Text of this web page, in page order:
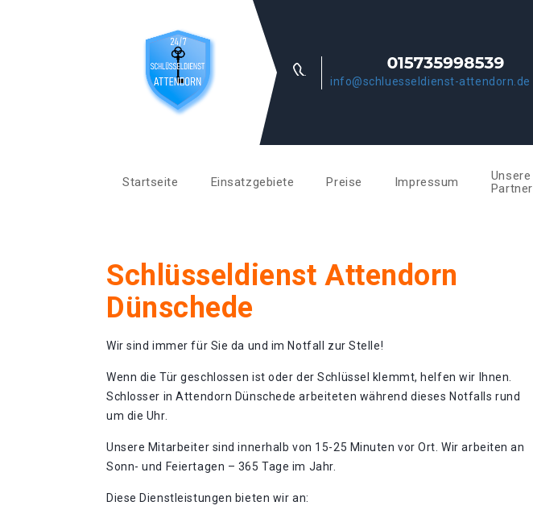
info@schluesseldienst-attendorn.de
Startseite Einsatzgebiete Preise Impressum
Unsere
Partner
Schlüsseldienst Attendorn
Dünschede
Wir sind immer für Sie da und im Notfall zur Stelle!
Wenn die Tür geschlossen ist oder der Schlüssel klemmt, helfen wir Ihnen.
Schlosser in Attendorn Dünschede arbeiteten während dieses Notfalls rund
um die Uhr.
Unsere Mitarbeiter sind innerhalb von 15-25 Minuten vor Ort. Wir arbeiten an
Sonn- und Feiertagen – 365 Tage im Jahr.
Diese Dienstleistungen bieten wir an: